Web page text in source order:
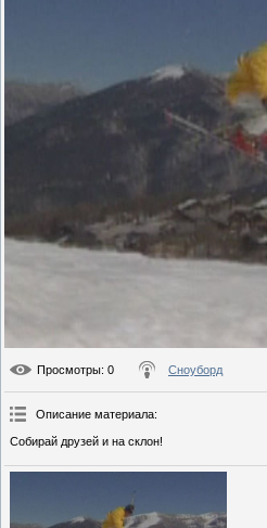
Просмотры: 0 Сноуборд
Описание материала:
Собирай друзей и на склон!